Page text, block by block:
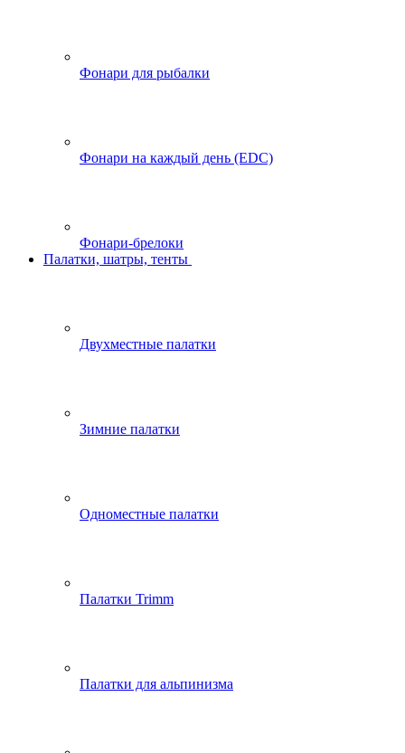
Фонари для рыбалки
Фонари на каждый день (EDC)
Фонари-брелоки
Палатки, шатры, тенты
Двухместные палатки
Зимние палатки
Одноместные палатки
Палатки Trimm
Палатки для альпинизма